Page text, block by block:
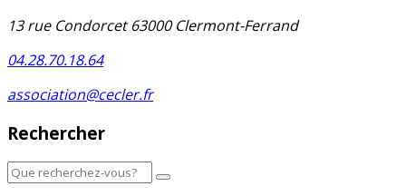
13 rue Condorcet 63000 Clermont-Ferrand
04.28.70.18.64
association@cecler.fr
Rechercher